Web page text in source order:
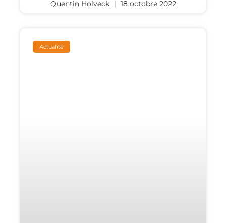
Quentin Holveck 18 octobre 2022
Actualité